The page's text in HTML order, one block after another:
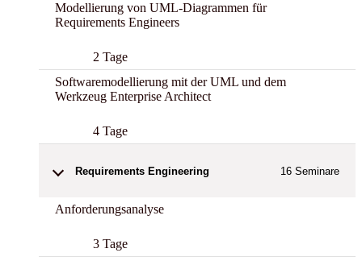
Modellierung von UML-Diagrammen für
Requirements Engineers
2 Tage
Softwaremodellierung mit der UML und dem
Werkzeug Enterprise Architect
4 Tage
Requirements Engineering 16 Seminare
Anforderungsanalyse
3 Tage